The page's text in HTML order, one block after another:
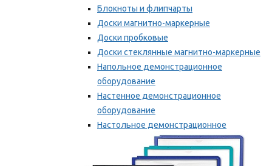
Блокноты и флипчарты
Доски магнитно-маркерные
Доски пробковые
Доски стеклянные магнитно-маркерные
Напольное демонстрационное
оборудование
Настенное демонстрационное
оборудование
Настольное демонстрационное
оборудование
Мы рекомендуем